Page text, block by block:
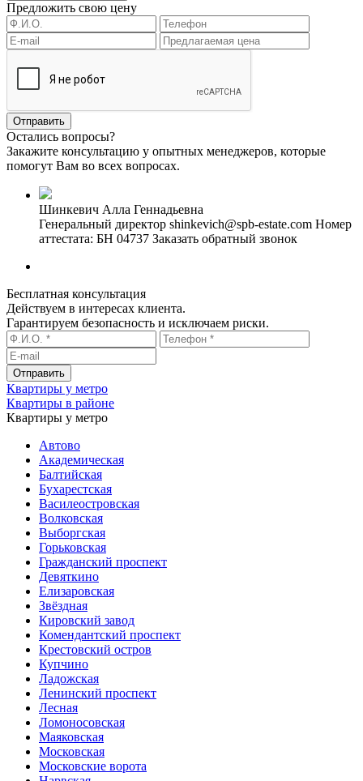
Предложить свою цену
Остались вопросы?
Закажите консультацию у опытных менеджеров, которые
помогут Вам во всех вопросах.
Шинкевич Алла Геннадьевна
Генеральный директор shinkevich@spb-estate.com Номер
аттестата: БН 04737 Заказать обратный звонок
Бесплатная консультация
Действуем в интересах клиента.
Гарантируем безопасность и исключаем риски.
Квартиры у метро
Квартиры в районе
Квартиры у метро
Автово
Академическая
Балтийская
Бухарестская
Василеостровская
Волковская
Выборгская
Горьковская
Гражданский проспект
Девяткино
Елизаровская
Звёздная
Кировский завод
Комендантский проспект
Крестовский остров
Купчино
Ладожская
Ленинский проспект
Лесная
Ломоносовская
Маяковская
Московская
Московские ворота